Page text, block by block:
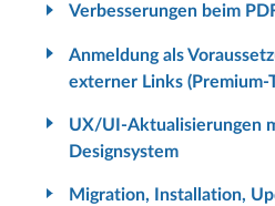
Verbesserungen beim
Anmeldung als
externer Links (Premium-
UX/UI-Aktualisierungen
Designsystem
Migration, Installation,